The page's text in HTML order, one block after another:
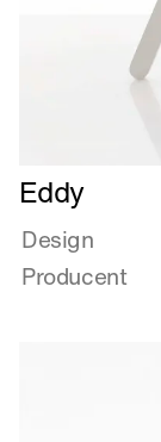
Læs
mere
om
Eddy
Eddy
Design
Producent